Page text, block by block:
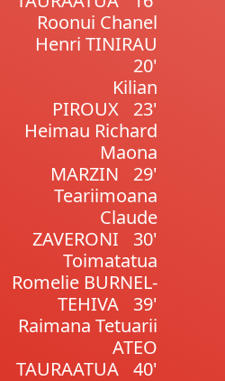
Roonui Chanel
Henri TINIRAU
20'
Kilian
PIROUX
23'
Heimau Richard
Maona
MARZIN
29'
Teariimoana
Claude
ZAVERONI
30'
Toimatatua
Romelie BURNEL-
TEHIVA
39'
Raimana Tetuarii
ATEO
TAURAATUA
40'